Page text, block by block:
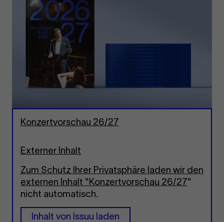
Konzertvorschau 26/27
Externer Inhalt
Zum Schutz Ihrer Privatsphäre laden wir den
externen Inhalt "Konzertvorschau 26/27"
nicht automatisch.
Inhalt von Issuu laden